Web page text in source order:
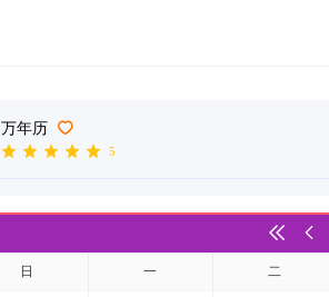
万年历
5
日 一 二